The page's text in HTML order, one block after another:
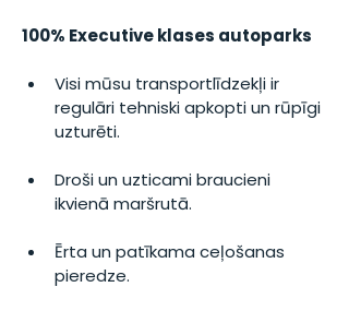
100% Executive klases autoparks
Visi mūsu transportlīdzekļi ir
regulāri tehniski apkopti un rūpīgi
uzturēti.
Droši un uzticami braucieni
ikvienā maršrutā.
Ērta un patīkama ceļošanas
pieredze.